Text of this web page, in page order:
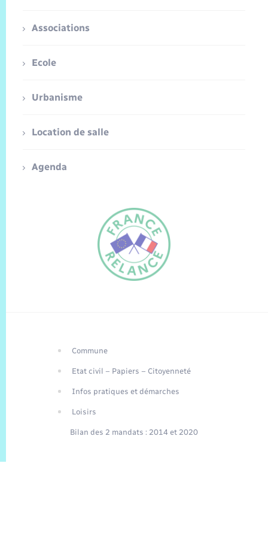
Traduction du
EN
Associations
Ecole
Urbanisme
Location de salle
Agenda
Commune
Etat civil – Papiers – Citoyenneté
Infos pratiques et démarches
Loisirs
Bilan des 2 mandats : 2014 et 2020